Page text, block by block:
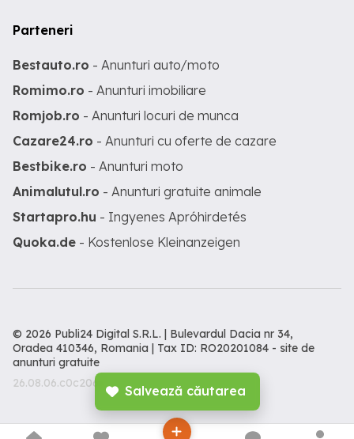
Salvează căutarea
Parteneri
Bestauto.ro - Anunturi auto/moto
Romimo.ro - Anunturi imobiliare
Romjob.ro - Anunturi locuri de munca
Cazare24.ro - Anunturi cu oferte de cazare
Bestbike.ro - Anunturi moto
Animalutul.ro - Anunturi gratuite animale
Startapro.hu - Ingyenes Apróhirdetés
Quoka.de - Kostenlose Kleinanzeigen
© 2026 Publi24 Digital S.R.L. | Bulevardul Dacia nr 34,
Oradea 410346, Romania | Tax ID: RO20201084 - site de
anunturi gratuite
26.08.06.c0c206c